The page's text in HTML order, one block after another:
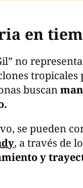
en
no
tropicales
buscan
se pueden
, a través de
y